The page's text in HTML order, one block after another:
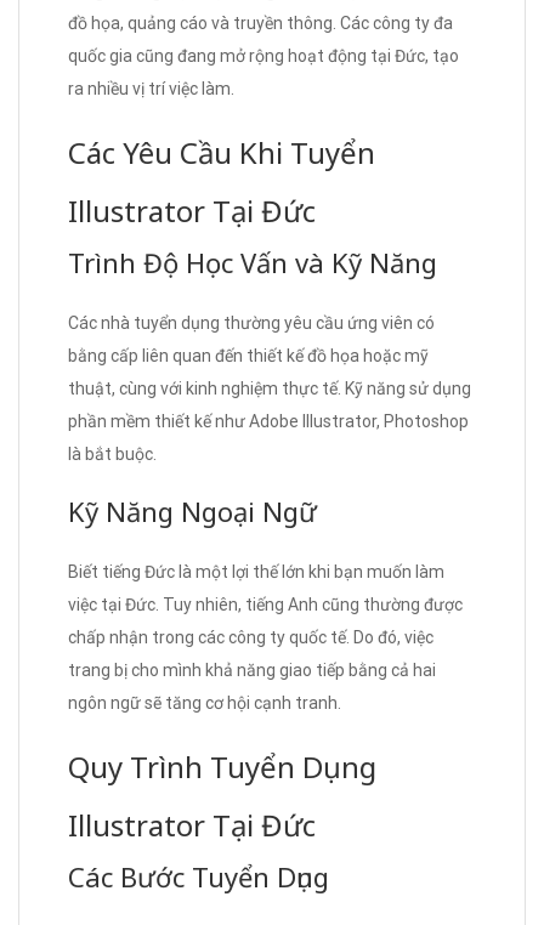
đồ họa, quảng cáo và truyền thông. Các công ty đa
quốc gia cũng đang mở rộng hoạt động tại Đức, tạo
ra nhiều vị trí việc làm.
Các Yêu Cầu Khi Tuyển
Illustrator Tại Đức
Trình Độ Học Vấn và Kỹ Năng
Các nhà tuyển dụng thường yêu cầu ứng viên có
bằng cấp liên quan đến thiết kế đồ họa hoặc mỹ
thuật, cùng với kinh nghiệm thực tế. Kỹ năng sử dụng
phần mềm thiết kế như Adobe Illustrator, Photoshop
là bắt buộc.
Kỹ Năng Ngoại Ngữ
Biết tiếng Đức là một lợi thế lớn khi bạn muốn làm
việc tại Đức. Tuy nhiên, tiếng Anh cũng thường được
chấp nhận trong các công ty quốc tế. Do đó, việc
trang bị cho mình khả năng giao tiếp bằng cả hai
ngôn ngữ sẽ tăng cơ hội cạnh tranh.
Quy Trình Tuyển Dụng
Illustrator Tại Đức
Các Bước Tuyển Dụng